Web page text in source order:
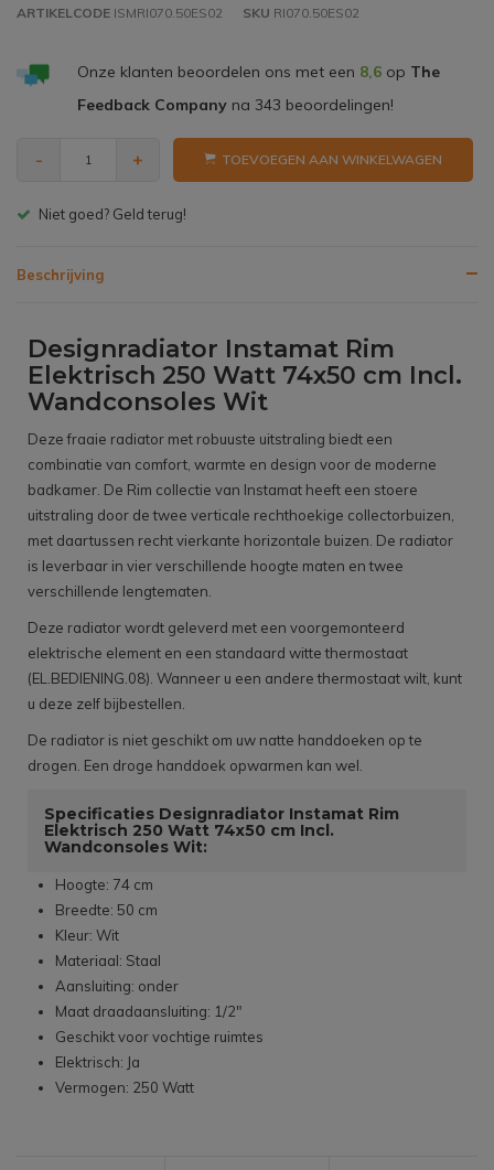
ARTIKELCODE ISMRI070.50ES02 SKU RI070.50ES02
Onze klanten beoordelen ons met een 8,6op The
Feedback Companyna 343 beoordelingen!
- + TOEVOEGEN AAN WINKELWAGEN
Gratis bezorgen v.a. € 150,- (NL)
Beschrijving
Designradiator Instamat Rim
Elektrisch 250 Watt 74x50 cm Incl.
Wandconsoles Wit
Deze fraaie radiator met robuuste uitstraling biedt een
combinatie van comfort, warmte en design voor de moderne
badkamer. De Rim collectie van Instamat heeft een stoere
uitstraling door de twee verticale rechthoekige collectorbuizen,
met daartussen recht vierkante horizontale buizen. De radiator
is leverbaar in vier verschillende hoogte maten en twee
verschillende lengtematen.
Deze radiator wordt geleverd met een voorgemonteerd
elektrische element en een standaard witte thermostaat
(EL.BEDIENING.08). Wanneer u een andere thermostaat wilt, kunt
u deze zelf bijbestellen.
De radiator is niet geschikt om uw natte handdoeken op te
drogen. Een droge handdoek opwarmen kan wel.
Specificaties Designradiator Instamat Rim
Elektrisch 250 Watt 74x50 cm Incl.
Wandconsoles Wit:
Hoogte: 74 cm
Breedte: 50 cm
Kleur: Wit
Materiaal: Staal
Aansluiting: onder
Maat draadaansluiting: 1/2"
Geschikt voor vochtige ruimtes
Elektrisch: Ja
Vermogen: 250 Watt